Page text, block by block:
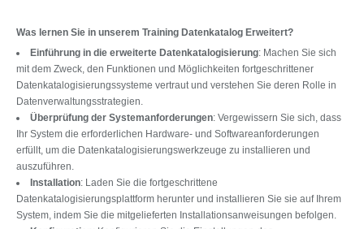
Was lernen Sie in unserem Training Datenkatalog Erweitert?
Einführung in die erweiterte Datenkatalogisierung: Machen Sie sich
mit dem Zweck, den Funktionen und Möglichkeiten fortgeschrittener
Datenkatalogisierungssysteme vertraut und verstehen Sie deren Rolle in
Datenverwaltungsstrategien.
Überprüfung der Systemanforderungen: Vergewissern Sie sich, dass
Ihr System die erforderlichen Hardware- und Softwareanforderungen
erfüllt, um die Datenkatalogisierungswerkzeuge zu installieren und
auszuführen.
Installation: Laden Sie die fortgeschrittene
Datenkatalogisierungsplattform herunter und installieren Sie sie auf Ihrem
System, indem Sie die mitgelieferten Installationsanweisungen befolgen.